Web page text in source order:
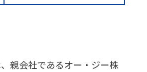
親会社であるオー・ジー株